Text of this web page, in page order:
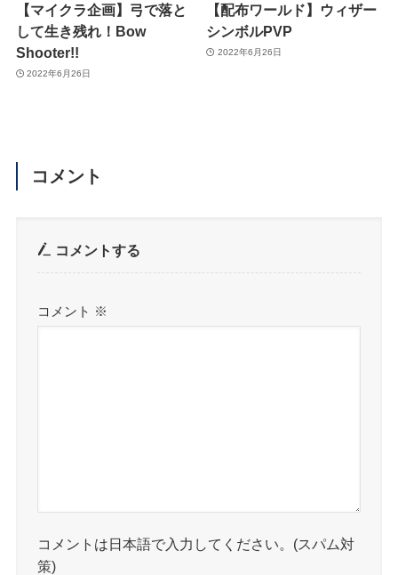
【マイクラ企画】弓で落と
して生き残れ！Bow
Shooter!!
2022年6月26日
【配布ワールド】ウィザー
シンボルPVP
2022年6月26日
コメント
コメントする
コメント ※
コメントは日本語で入力してください。(スパム対
策)